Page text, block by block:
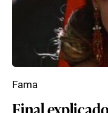
Fama